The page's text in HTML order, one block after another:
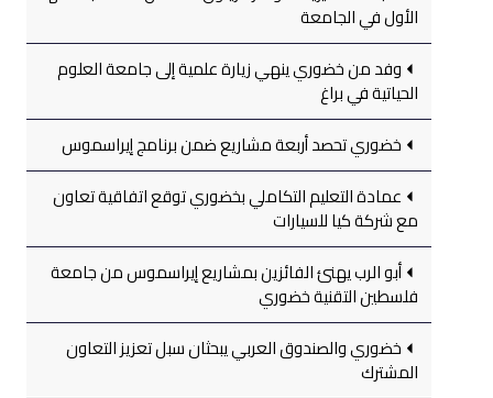
الأول في الجامعة
وفد من خضوري ينهي زيارة علمية إلى جامعة العلوم
الحياتية في براغ
خضوري تحصد أربعة مشاريع ضمن برنامج إيراسموس
عمادة التعليم التكاملي بخضوري توقع اتفاقية تعاون
مع شركة كيا للسيارات
أبو الرب يهنئ الفائزين بمشاريع إيراسموس من جامعة
فلسطين التقنية خضوري
خضوري والصندوق العربي يبحثان سبل تعزيز التعاون
المشترك